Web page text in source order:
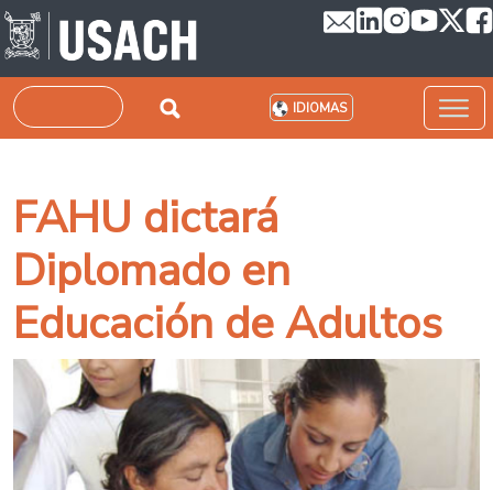
Pasar al contenido principal
Buscar IDIOMAS
FAHU dictará
Diplomado en
Educación de Adultos